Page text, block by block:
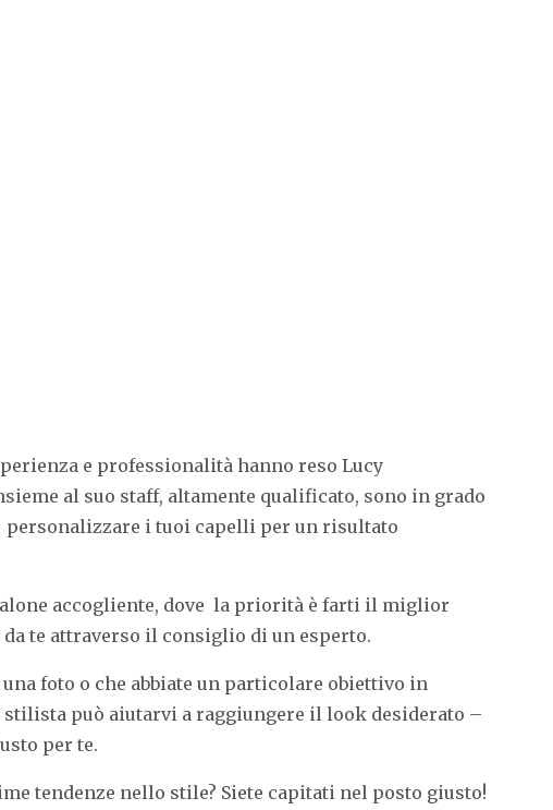
e professionalità hanno resoLucy
al suo staff, altamente qualificato, sono in grado
personalizzare i tuoi capelli per un risultato
accogliente, dove la priorità è farti il miglior
te attraverso il consiglio di un esperto.
foto o che abbiate un particolare obiettivo in
può aiutarvi a raggiungere il look desiderato –
per te.
tendenze nello stile? Siete capitati nel posto giusto!